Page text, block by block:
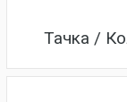
Тачка /